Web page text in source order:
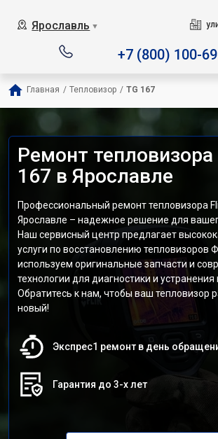
Ярославль ▼
+7 (800) 100-
Главная / Тепловизор / TG 167
Ремонт тепловизора
167 в Ярославле
Профессиональный ремонт тепловизора
Ярославле – надежное решение для
Наш сервисный центр предлагает
услуги по восстановлению тепловизоров
используем оригинальные запчасти и
технологии для диагностики и устранения
Обратитесь к нам, чтобы ваш тепловизор
новый!
Экспрес1 ремонт в день
Гарантия до 3-х лет